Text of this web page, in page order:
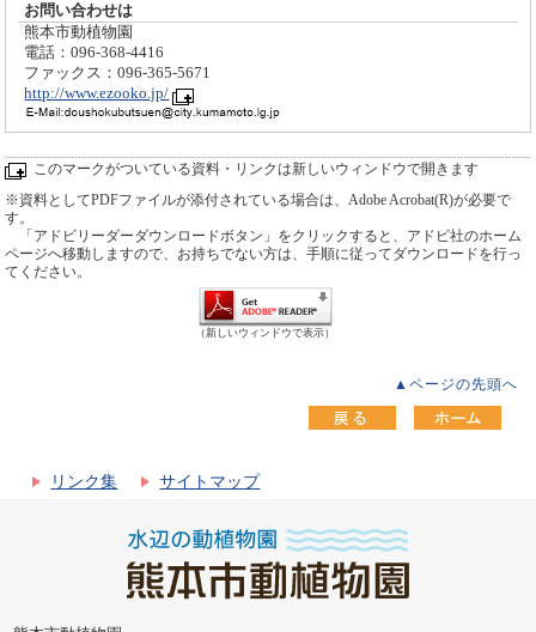
お問い合わせは
熊本市動植物園
電話：096-368-4416
ファックス：096-365-5671
http://www.ezooko.jp/
このマークがついている資料・リンクは新しいウィンドウで開きます
※資料としてPDFファイルが添付されている場合は、Adobe Acrobat(R)が必要で
す。
「アドビリーダーダウンロードボタン」をクリックすると、アドビ社のホーム
ページへ移動しますので、お持ちでない方は、手順に従ってダウンロードを行っ
てください。
（新しいウィンドウで表示）
▲ページの先頭へ
リンク集 サイトマップ